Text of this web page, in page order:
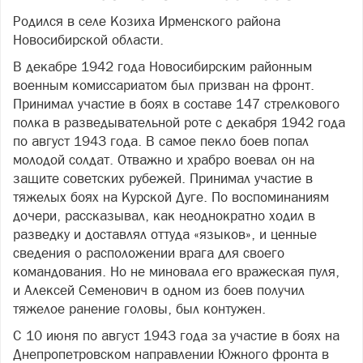
Родился в селе Козиха Ирменского района
Новосибирской области.
В декабре 1942 года Новосибирским районным
военным комиссариатом был призван на фронт.
Принимал участие в боях в составе 147 стрелкового
полка в разведывательной роте с декабря 1942 года
по август 1943 года. В самое пекло боев попал
молодой солдат. Отважно и храбро воевал он на
защите советских рубежей. Принимал участие в
тяжелых боях на Курской Дуге. По воспоминаниям
дочери, рассказывал, как неоднократно ходил в
разведку и доставлял оттуда «языков», и ценные
сведения о расположении врага для своего
командования. Но не миновала его вражеская пуля,
и Алексей Семенович в одном из боев получил
тяжелое ранение головы, был контужен.
С 10 июня по август 1943 года за участие в боях на
Днепропетровском направлении Южного фронта в